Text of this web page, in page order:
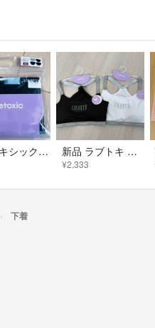
ラブトキシック ショーツ 4点セット 150 新品 ラブトキ パット入りインナー ハーフトップ ２セット
¥2,333
下着